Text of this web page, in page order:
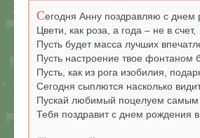
Сегодня Анну поздравляю с днем
Цвети, как роза, а года – не в счет,
Пусть будет масса лучших
Пусть настроение твое фонтаном
Пусть, как из рога изобилия,
Сегодня сыплются насколько видит
Пускай любимый поцелуем самым
Тебя поздравит с днем рождения в